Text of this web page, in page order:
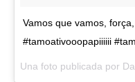
Vamos que vamos,
#tamoativooopapiiiiii